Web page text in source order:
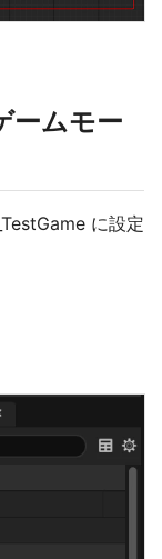
ームモー
に設定